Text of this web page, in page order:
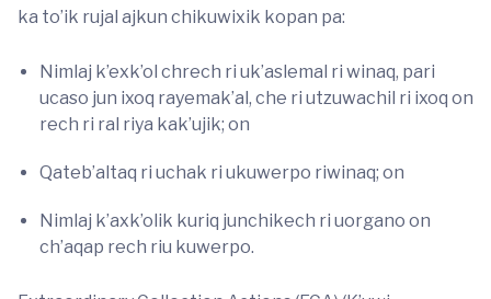
ka to’ik rujal ajkun chikuwixik kopan pa:
Nimlaj k’exk’ol chrech ri uk’aslemal ri winaq, pari
ucaso jun ixoq rayemak’al, che ri utzuwachil ri ixoq on
rech ri ral riya kak’ujik; on
Qateb’altaq ri uchak ri ukuwerpo riwinaq; on
Nimlaj k’axk’olik kuriq junchikech ri uorgano on
ch’aqap rech riu kuwerpo.